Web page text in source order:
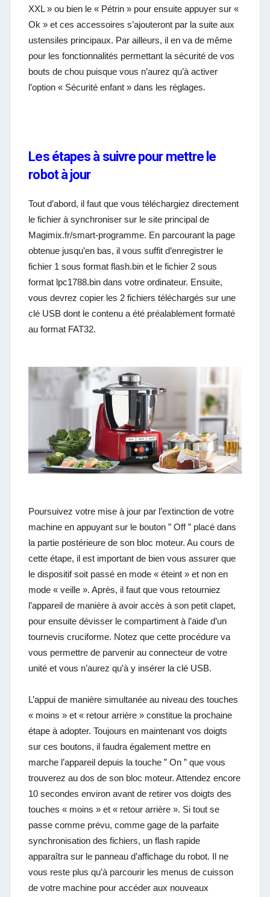
XXL » ou bien le « Pétrin » pour ensuite appuyer sur «
Ok » et ces accessoires s’ajouteront par la suite aux
ustensiles principaux. Par ailleurs, il en va de même
pour les fonctionnalités permettant la sécurité de vos
bouts de chou puisque vous n’aurez qu’à activer
l’option « Sécurité enfant » dans les réglages.
Les étapes à suivre pour mettre le
robot à jour
Tout d’abord, il faut que vous téléchargiez directement
le fichier à synchroniser sur le site principal de
Magimix.fr/smart-programme. En parcourant la page
obtenue jusqu’en bas, il vous suffit d’enregistrer le
fichier 1 sous format flash.bin et le fichier 2 sous
format lpc1788.bin dans votre ordinateur. Ensuite,
vous devrez copier les 2 fichiers téléchargés sur une
clé USB dont le contenu a été préalablement formaté
au format FAT32.
Poursuivez votre mise à jour par l’extinction de votre
machine en appuyant sur le bouton ” Off ” placé dans
la partie postérieure de son bloc moteur. Au cours de
cette étape, il est important de bien vous assurer que
le dispositif soit passé en mode « éteint » et non en
mode « veille ». Après, il faut que vous retourniez
l’appareil de manière à avoir accès à son petit clapet,
pour ensuite dévisser le compartiment à l’aide d’un
tournevis cruciforme. Notez que cette procédure va
vous permettre de parvenir au connecteur de votre
unité et vous n’aurez qu’à y insérer la clé USB.
L’appui de manière simultanée au niveau des touches
« moins » et « retour arrière » constitue la prochaine
étape à adopter. Toujours en maintenant vos doigts
sur ces boutons, il faudra également mettre en
marche l’appareil depuis la touche ” On ” que vous
trouverez au dos de son bloc moteur. Attendez encore
10 secondes environ avant de retirer vos doigts des
touches « moins » et « retour arrière ». Si tout se
passe comme prévu, comme gage de la parfaite
synchronisation des fichiers, un flash rapide
apparaîtra sur le panneau d’affichage du robot. Il ne
vous reste plus qu’à parcourir les menus de cuisson
de votre machine pour accéder aux nouveaux